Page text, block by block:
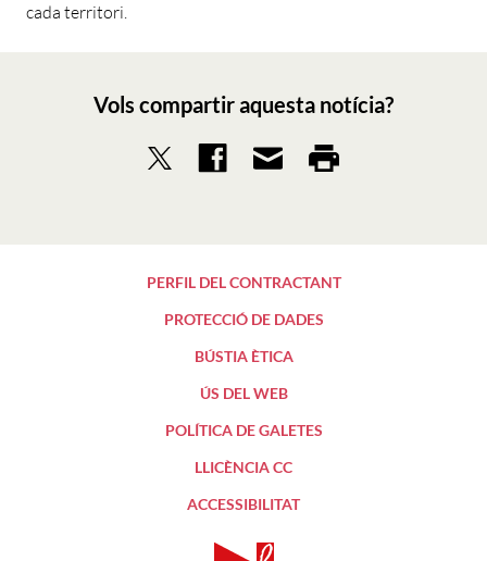
cada territori.
Vols compartir aquesta notícia?
PERFIL DEL CONTRACTANT
PROTECCIÓ DE DADES
BÚSTIA ÈTICA
ÚS DEL WEB
POLÍTICA DE GALETES
LLICÈNCIA CC
ACCESSIBILITAT